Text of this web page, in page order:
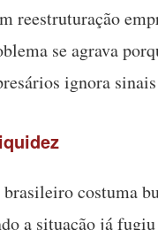
reestruturação
se agrava
ignora
costuma
a situação já